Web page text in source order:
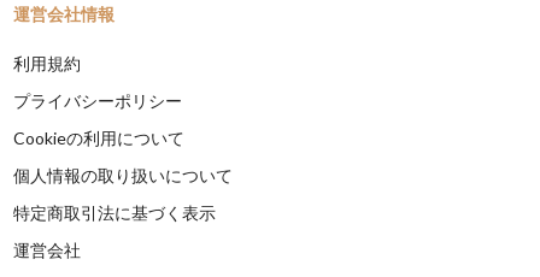
運営会社情報
利用規約
プライバシーポリシー
Cookieの利用について
個人情報の取り扱いについて
特定商取引法に基づく表示
運営会社